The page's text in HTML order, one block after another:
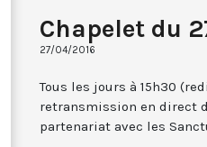
Chapelet du
27/04/2016
Tous les jours à 15h30
retransmission en direct
partenariat avec les